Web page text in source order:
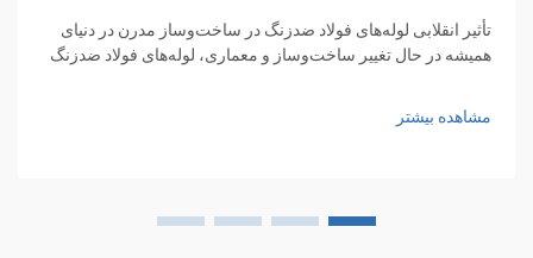
تأثیر انقلابی لوله‌های فولاد ضدزنگ در ساخت‌وساز مدرن در دنیای
همیشه در حال تغییر ساخت‌وساز و معماری، لوله‌های فولاد ضدزنگ
و زیبایی بصری را با هم ترکیب می‌کنند...
مشاهده بیشتر